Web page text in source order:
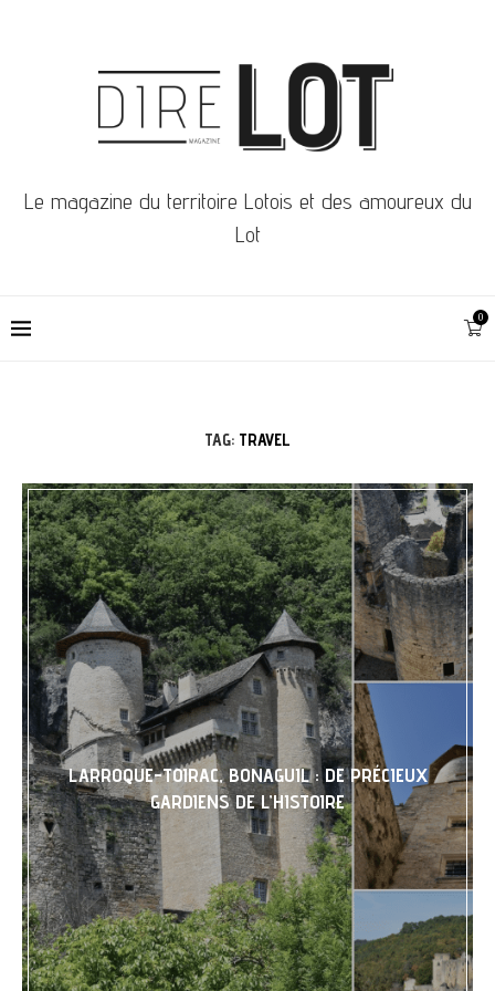
Le magazine du territoire Lotois et des amoureux du
Lot
0
TAG: TRAVEL
LARROQUE-TOIRAC, BONAGUIL : DE PRÉCIEUX
GARDIENS DE L’HISTOIRE